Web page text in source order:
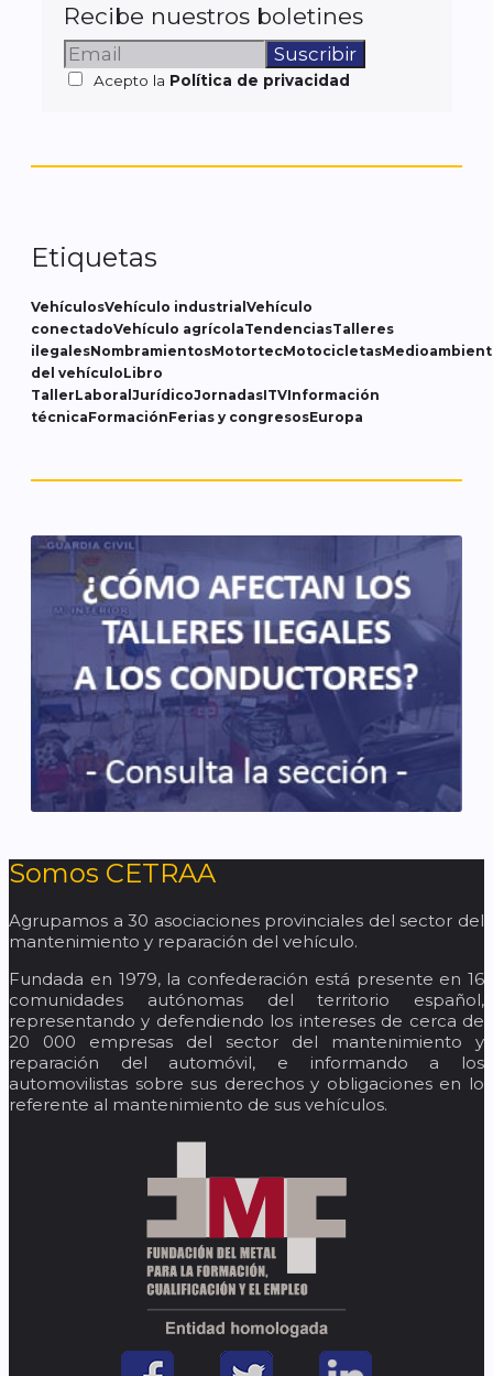
Recibe nuestros boletines
Acepto la Política de privacidad
Etiquetas
VehículosVehículo industrialVehículo
conectadoVehículo agrícolaTendenciasTalleres
ilegalesNombramientosMotortecMotocicletas
del vehículoLibro
TallerLaboralJurídicoJornadasITVInformación
técnicaFormaciónFerias y congresosEuropa
Somos CETRAA
Agrupamos a 30 asociaciones provinciales del sector del
mantenimiento y reparación del vehículo.
Fundada en 1979, la confederación está presente en 16
comunidades autónomas del territorio español,
representando y defendiendo los intereses de cerca de
20 000 empresas del sector del mantenimiento y
reparación del automóvil, e informando a los
automovilistas sobre sus derechos y obligaciones en lo
referente al mantenimiento de sus vehículos.